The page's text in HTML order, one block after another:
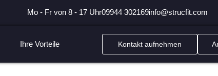
Mo - Fr von 8 - 17 Uhr09944 302169info@strucfit.com
Ihre Vorteile Kontakt aufnehmen